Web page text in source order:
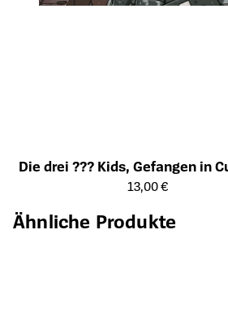
Die drei ??? Kids, Gefangen in
Öffnet die Detailseite des Produkts
13,00 €
Ähnliche Produkte